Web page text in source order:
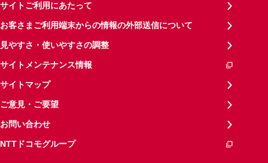
サイトご利用にあたって
お客さまご利用端末からの情報の外部送信について
見やすさ・使いやすさの調整
サイトメンテナンス情報
サイトマップ
ご意見・ご要望
お問い合わせ
NTTドコモグループ